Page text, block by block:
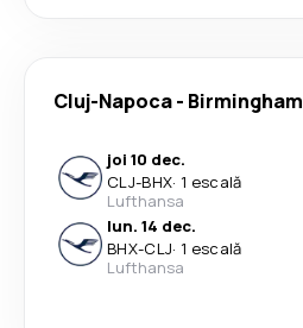
Cluj-Napoca- Birmingham
joi 10 dec.
CLJ-BHX· 1 escală
Lufthansa
lun. 14 dec.
BHX-CLJ· 1 escală
Lufthansa